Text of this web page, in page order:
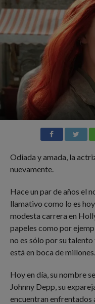
Odiada y amada, la
nuevamente.
Hace un par de años el
llamativo como lo es
modesta carrera en
papeles como por
no es sólo por su
está en boca de millones.
Hoy en día, su nombre
Johnny Depp, su
encuentran enfrentados